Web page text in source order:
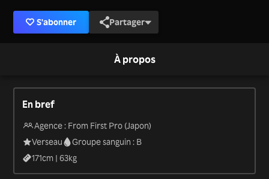
S'abonner Partager
À propos
En bref
Agence : From First Pro (Japon)
Verseau
Groupe sanguin : B
171cm |63kg